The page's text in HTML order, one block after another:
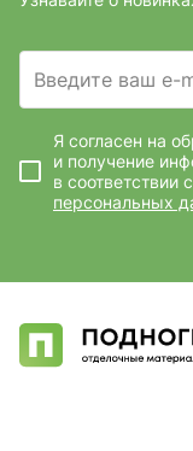
Введите ваш e-
Я согласен на
и получение
в соответствии с
персональных